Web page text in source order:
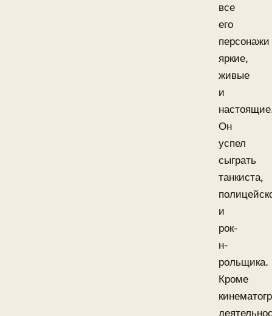
все
его
персонажи
яркие,
живые
и
Он
успел
сыграть
танкиста,
и
рок-
н-
рольщика.
Кроме